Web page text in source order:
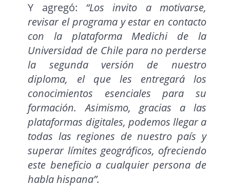
Y agregó: “Los invito a motivarse,
revisar el programa y estar en contacto
con la plataforma Medichi de la
Universidad de Chile para no perderse
la segunda versión de nuestro
diploma, el que les entregará los
conocimientos esenciales para su
formación. Asimismo, gracias a las
plataformas digitales, podemos llegar a
todas las regiones de nuestro país y
superar límites geográficos, ofreciendo
este beneficio a cualquier persona de
habla hispana”.